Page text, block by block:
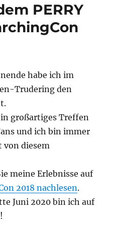
PERRY
habe ich im
Trudering den
großartiges Treffen
und ich bin immer
von diesem
meine Erlebnisse auf
2018 nachlesen.
Juni 2020 bin ich auf